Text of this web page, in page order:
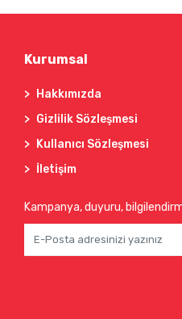
Kurumsal
Hakkımızda
Gizlilik Sözleşmesi
Kullanıcı Sözleşmesi
İletişim
Kampanya, duyuru,